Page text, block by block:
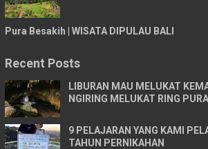
Pura Besakih | WISATA DIPULAU BALI
Recent Posts
LIBURAN MAU MELUKAT
NGIRING MELUKAT RING
9 PELAJARAN YANG KAMI
TAHUN PERNIKAHAN